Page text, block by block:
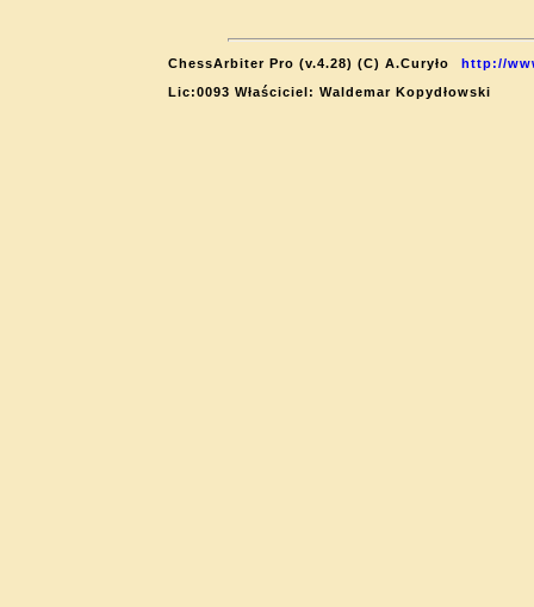
ChessArbiter Pro (v.4.28) (C) A.Curyło
http://
Lic:0093 Właściciel: Waldemar Kopydłowski